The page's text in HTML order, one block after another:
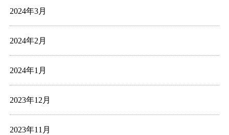
2024年3月
2024年2月
2024年1月
2023年12月
2023年11月